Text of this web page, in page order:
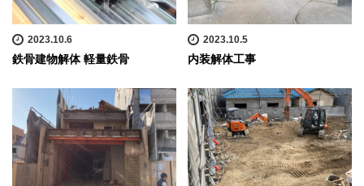
2023.10.6
鉄骨建物解体 軽量鉄骨
2023.10.5
内装解体工事